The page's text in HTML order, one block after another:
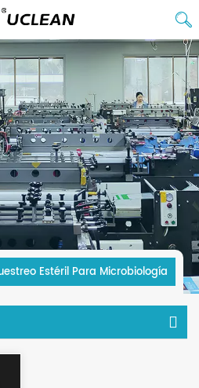
Estéril Para Microbiología